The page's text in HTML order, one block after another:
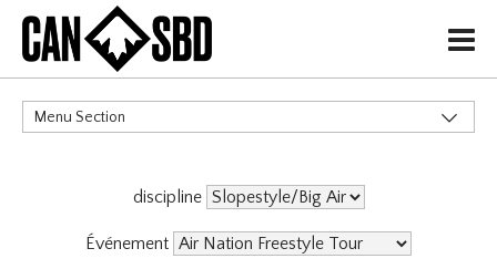
H
Menu Section
discipline
Événement